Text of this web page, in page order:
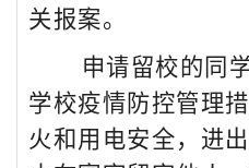
关报案。
申请留校的同
学校疫情防控管理
火和用电安全，进